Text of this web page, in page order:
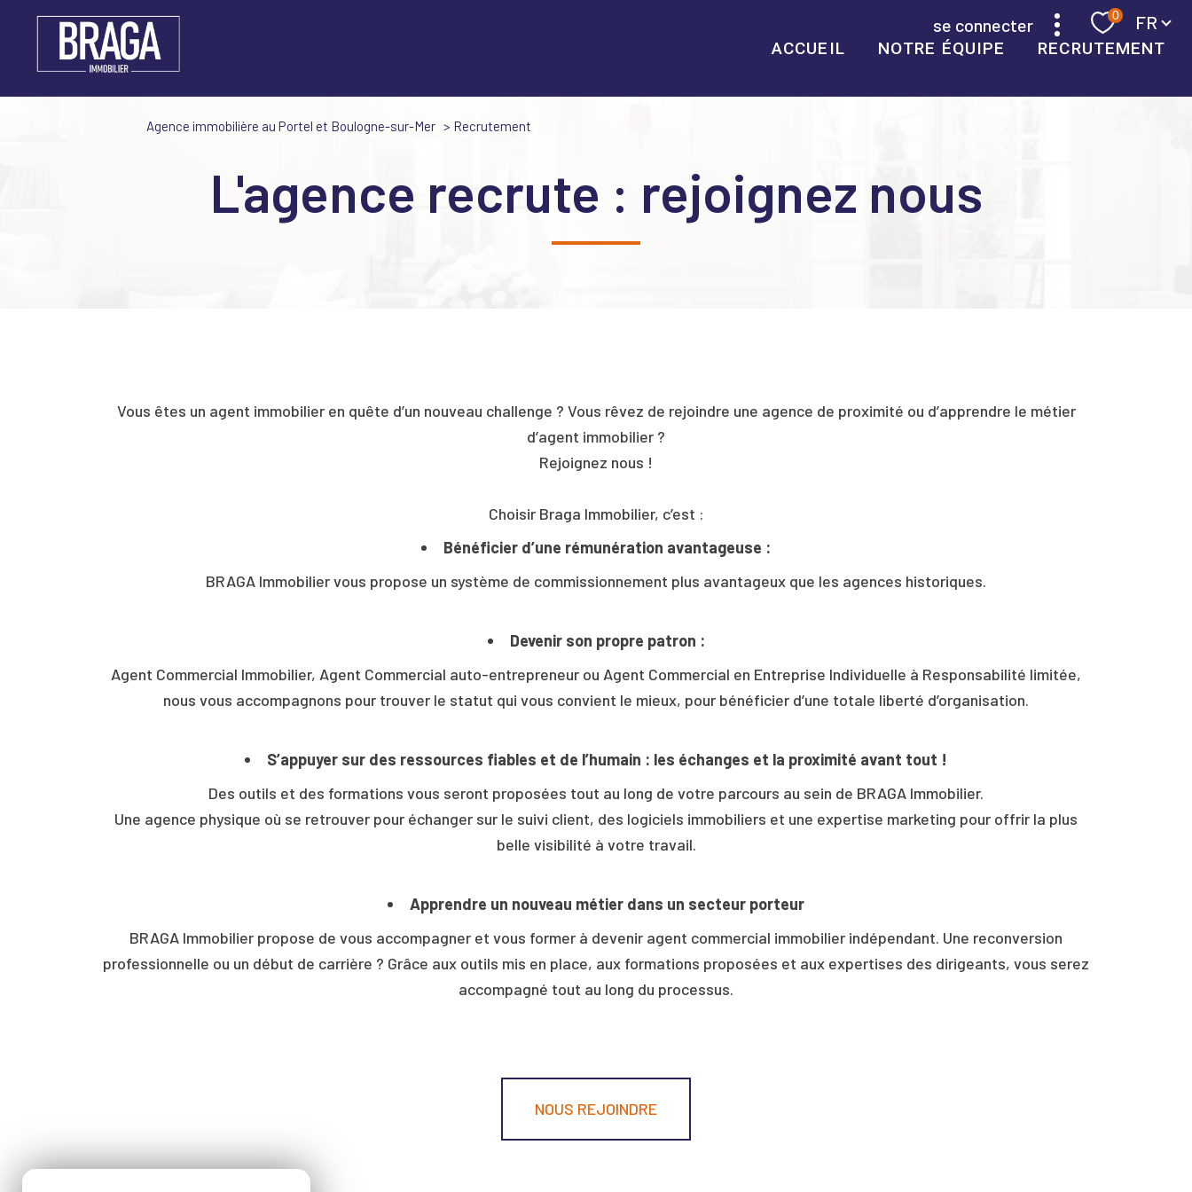
se connecter 0 FR
ACCUEIL NOTRE ÉQUIPE RECRUTEMENT
Agence immobilière au Portel et Boulogne-sur-Mer Recrutement
l'agence recrute : rejoignez nous
Vous êtes un agent immobilier en quête d’un nouveau challenge ? Vous rêvez de rejoindre une agence de proximité ou d’apprendre le métier
d’agent immobilier ?
Rejoignez nous !
Choisir Braga Immobilier, c’est :
Bénéficier d’une rémunération avantageuse :
BRAGA Immobilier vous propose un système de commissionnement plus avantageux que les agences historiques.
Devenir son propre patron :
Agent Commercial Immobilier, Agent Commercial auto-entrepreneur ou Agent Commercial en Entreprise Individuelle à Responsabilité limitée,
nous vous accompagnons pour trouver le statut qui vous convient le mieux, pour bénéficier d’une totale liberté d’organisation.
S’appuyer sur des ressources fiables et de l’humain : les échanges et la proximité avant tout !
Des outils et des formations vous seront proposées tout au long de votre parcours au sein de BRAGA Immobilier.
Une agence physique où se retrouver pour échanger sur le suivi client, des logiciels immobiliers et une expertise marketing pour offrir la plus
belle visibilité à votre travail.
Apprendre un nouveau métier dans un secteur porteur
BRAGA Immobilier propose de vous accompagner et vous former à devenir agent commercial immobilier indépendant. Une reconversion
professionnelle ou un début de carrière ? Grâce aux outils mis en place, aux formations proposées et aux expertises des dirigeants, vous serez
accompagné tout au long du processus.
NOUS REJOINDRE